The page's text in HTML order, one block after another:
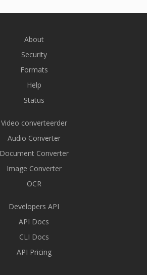
About
Security
Formats
Help
Status
Video converteerder
Audio Converter
Document Converter
Image Converter
OCR
Developers API
API Docs
CLI Docs
API Pricing